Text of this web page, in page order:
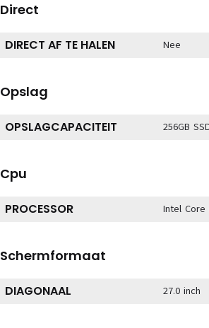
Direct
DIRECT AF TE HALEN Nee
Opslag
OPSLAGCAPACITEIT 256GB
Cpu
PROCESSOR Intel Core
Schermformaat
DIAGONAAL 27.0 inch